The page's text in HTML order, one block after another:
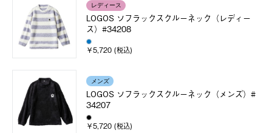
レディース
LOGOS ソフラックスクルーネック（レディー
ス）#34208
￥5,720 (税込)
メンズ
LOGOS ソフラックスクルーネック（メンズ）#
34207
￥5,720 (税込)